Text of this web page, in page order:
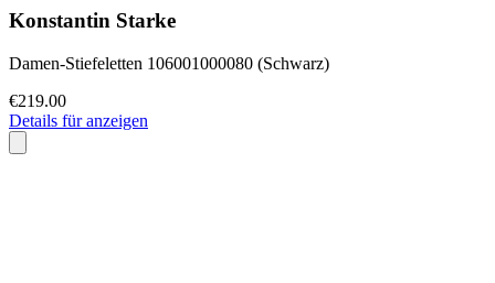
Konstantin Starke
Damen-Stiefeletten 106001000080 (Schwarz)
€219.00
Details für anzeigen